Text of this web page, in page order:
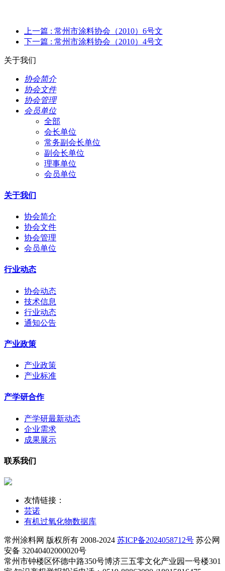
上一篇 : 常州市涂料协会（2010）6号文
下一篇 : 常州市涂料协会（2010）4号文
关于我们
协会简介
协会文件
协会管理
会员单位
全部
会长单位
常务副会长单位
副会长单位
理事单位
会员单位
关于我们
协会简介
协会文件
协会管理
会员单位
行业动态
协会动态
技术信息
行业动态
通知公告
产业政策
产业政策
产业标准
产学研合作
产学研最新动态
企业需求
成果展示
联系我们
友情链接：
芸诺
有机过氧化物数据库
常州涂料网 版权所有 2008-2024 苏ICP备2024058712号 苏公网
安备 32040402000020号
常州市钟楼区怀德中路350号博济三五零文化产业园一号楼301